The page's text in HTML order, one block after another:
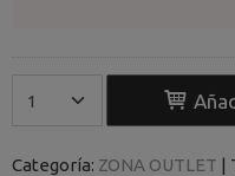
Categoría: ZONA OUTLET |